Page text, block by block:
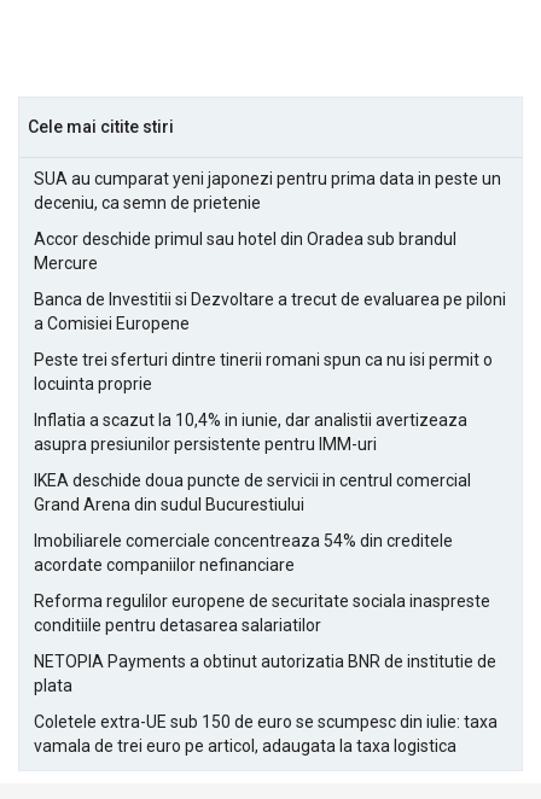
Cele mai citite stiri
SUA au cumparat yeni japonezi pentru prima data in peste un
deceniu, ca semn de prietenie
Accor deschide primul sau hotel din Oradea sub brandul
Mercure
Banca de Investitii si Dezvoltare a trecut de evaluarea pe piloni
a Comisiei Europene
Peste trei sferturi dintre tinerii romani spun ca nu isi permit o
locuinta proprie
Inflatia a scazut la 10,4% in iunie, dar analistii avertizeaza
asupra presiunilor persistente pentru IMM-uri
IKEA deschide doua puncte de servicii in centrul comercial
Grand Arena din sudul Bucurestiului
Imobiliarele comerciale concentreaza 54% din creditele
acordate companiilor nefinanciare
Reforma regulilor europene de securitate sociala inaspreste
conditiile pentru detasarea salariatilor
NETOPIA Payments a obtinut autorizatia BNR de institutie de
plata
Coletele extra-UE sub 150 de euro se scumpesc din iulie: taxa
vamala de trei euro pe articol, adaugata la taxa logistica